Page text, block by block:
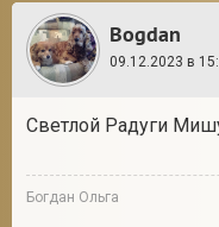
Bogdan
09.12.2023 в
Светлой Радуги
Богдан Ольга